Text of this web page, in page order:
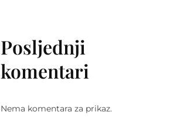
Posljednji
komentari
Nema komentara za prikaz.